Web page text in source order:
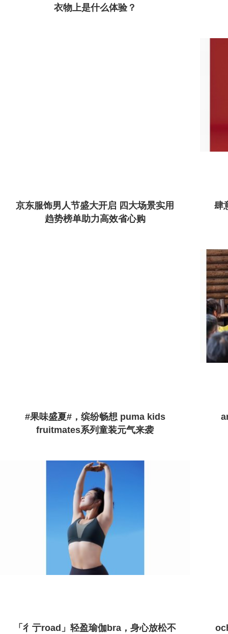
衣物上是什么体验？
京东服饰男人节盛大开启 四大场景实用
趋势榜单助力高效省心购
肆
#果味盛夏#，缤纷畅想 puma kids
fruitmates系列童装元气来袭
「彳亍road」轻盈瑜伽bra，身心放松不